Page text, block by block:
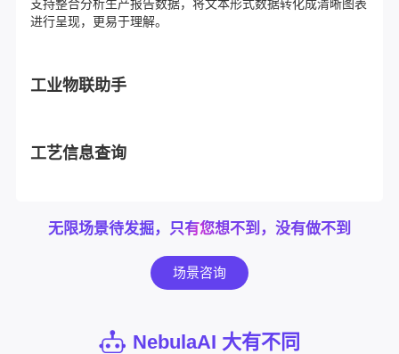
支持整合分析生产报告数据，将文本形式数据转化成清晰图表
进行呈现，更易于理解。
工业物联助手
工艺信息查询
无限场景待发掘，只有您想不到，没有做不到
场景咨询
NebulaAI 大有不同